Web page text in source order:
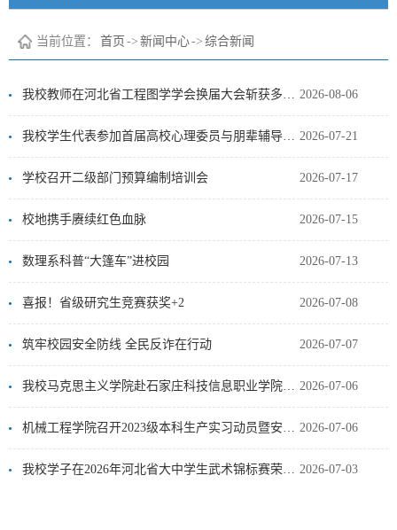
当前位置： 首页 -> 新闻中心-> 综合新闻
2026-08-06
我校教师在河北省工程图学学会换届大会斩获多项荣誉并作大会特邀报告
2026-07-21
我校学生代表参加首届高校心理委员与朋辈辅导技能现场展示活动
2026-07-17
学校召开二级部门预算编制培训会
2026-07-15
校地携手赓续红色血脉
2026-07-13
数理系科普“大篷车”进校园
2026-07-08
喜报！省级研究生竞赛获奖+2
2026-07-07
筑牢校园安全防线 全民反诈在行动
2026-07-06
我校马克思主义学院赴石家庄科技信息职业学院开展“公帮民”思政课建设帮扶活动
2026-07-06
机械工程学院召开2023级本科生产实习动员暨安全教育大会
2026-07-03
我校学子在2026年河北省大中学生武术锦标赛荣获佳绩